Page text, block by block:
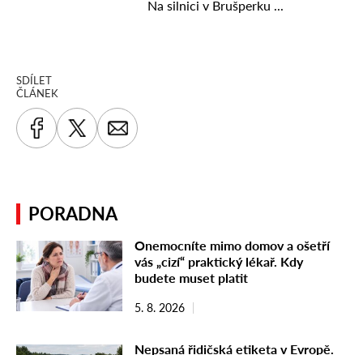
SDÍLET
ČLÁNEK
PORADNA
Onemocníte mimo domov a ošetří
vás „cizí“ praktický lékař. Kdy
budete muset platit
5. 8. 2026
Nepsaná řidičská etiketa v Evropě.